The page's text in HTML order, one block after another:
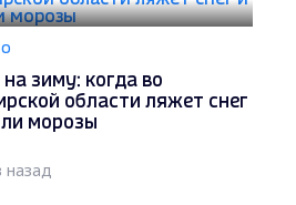
на зиму: когда во
области ляжет снег
морозы
назад